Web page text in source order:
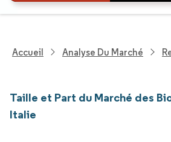
Accueil Analyse Du Marché
Taille et Part du Marché des
Italie